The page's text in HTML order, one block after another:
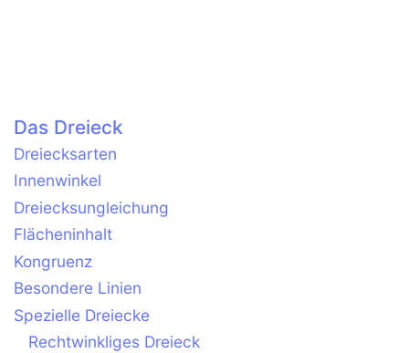
Das Dreieck
Dreiecksarten
Innenwinkel
Dreiecksungleichung
Flächeninhalt
Kongruenz
Besondere Linien
Spezielle Dreiecke
Rechtwinkliges Dreieck